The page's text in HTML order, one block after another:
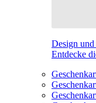
Design
Entdecke